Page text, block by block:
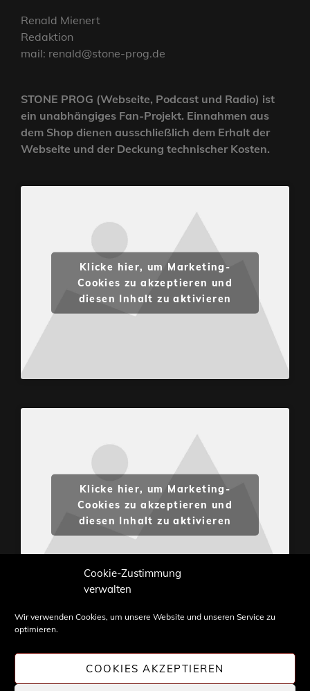
Cookie-Zustimmung
verwalten
Wir verwenden Cookies, um unsere Website und unseren Service zu
optimieren.
COOKIES AKZEPTIEREN
Renald Mienert
Redaktion
mail: renald@stone-prog.de
STONE PROG (Webseite, Podcast und Radio) ist
ein unabhängiges Fan-Projekt. Einnahmen aus
dem Shop dienen ausschließlich dem Erhalt der
Webseite und der Deckung technischer Kosten.
Klicke hier, um Marketing-
Cookies zu akzeptieren und
diesen Inhalt zu aktivieren
Klicke hier, um Marketing-
Cookies zu akzeptieren und
diesen Inhalt zu aktivieren
Weiterverwendung nur mit Zustimmung von
STONE PROG.